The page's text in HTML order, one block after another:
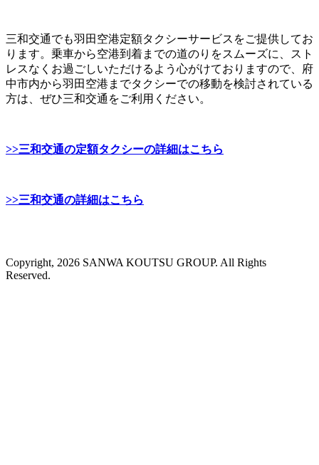
三和交通でも羽田空港定額タクシーサービスをご提供してお
ります。乗車から空港到着までの道のりをスムーズに、スト
レスなくお過ごしいただけるよう心がけておりますので、府
中市内から羽田空港までタクシーでの移動を検討されている
方は、ぜひ三和交通をご利用ください。
>>三和交通の定額タクシーの詳細はこちら
>>三和交通の詳細はこちら
Copyright, 2026 SANWA KOUTSU GROUP. All Rights
Reserved.